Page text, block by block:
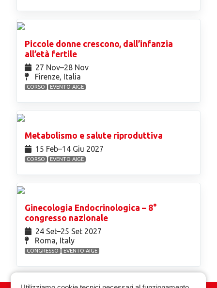
Piccole donne crescono, dall’infanzia
all’età fertile
27 Nov⁠–28 Nov
Firenze, Italia
CORSO EVENTO AIGE
Metabolismo e salute riproduttiva
15 Feb⁠–14 Giu 2027
CORSO EVENTO AIGE
Ginecologia Endocrinologica – 8°
congresso nazionale
24 Set⁠–25 Set 2027
Roma, Italy
CONGRESSO EVENTO AIGE